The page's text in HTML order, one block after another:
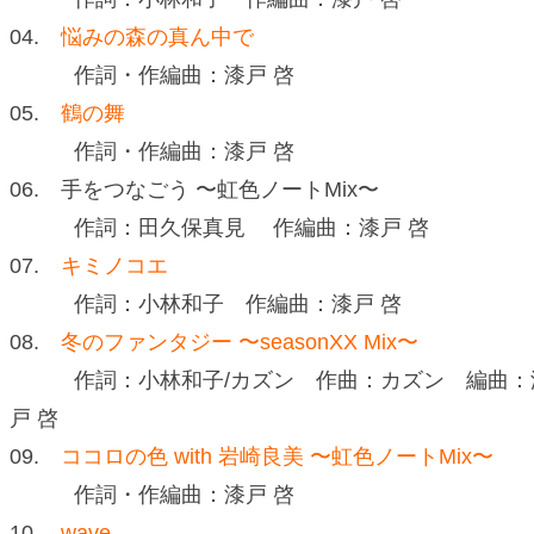
04.悩みの森の真ん中で
作詞・作編曲：漆戸 啓
05. 鶴の舞
作詞・作編曲：漆戸 啓
06. 手をつなごう 〜虹色ノートMix〜
作詞：田久保真見 作編曲：漆戸 啓
07. キミノコエ
作詞：小林和子 作編曲：漆戸 啓
08. 冬のファンタジー 〜seasonXX Mix〜
作詞：小林和子/カズン 作曲：カズン 編曲：
戸 啓
09. ココロの色 with 岩崎良美 〜虹色ノートMix〜
作詞・作編曲：漆戸 啓